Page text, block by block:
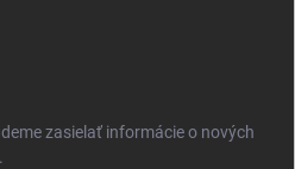
zasielať informácie o nových